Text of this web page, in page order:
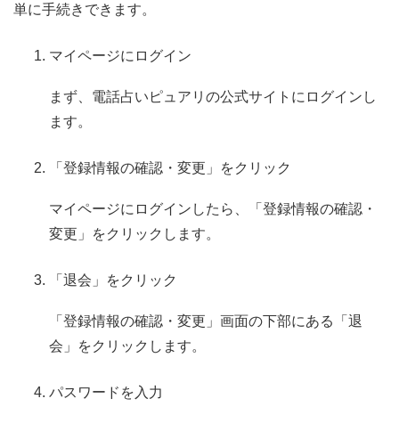
単に手続きできます。
マイページにログイン
まず、電話占いピュアリの公式サイトにログインし
ます。
「登録情報の確認・変更」をクリック
マイページにログインしたら、「登録情報の確認・
変更」をクリックします。
「退会」をクリック
「登録情報の確認・変更」画面の下部にある「退
会」をクリックします。
パスワードを入力